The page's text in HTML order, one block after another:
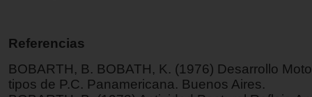
Referencias
BOBARTH, B. BOBATH, K. (1976) Desarrollo
tipos de P.C. Panamericana. Buenos Aires.